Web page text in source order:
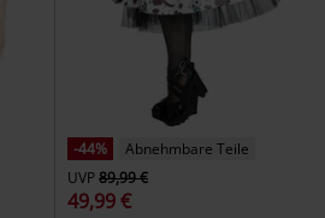
-44%
Abnehmbare Teile
UVP89,99 €
49,99 €